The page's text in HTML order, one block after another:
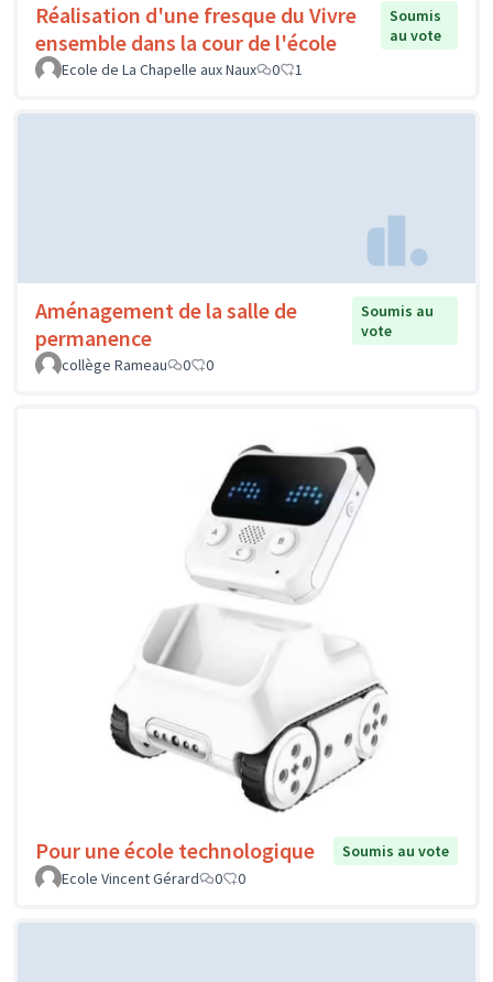
Réalisation d'une fresque du Vivre
ensemble dans la cour de l'école
Soumis
au vote
Ecole de La Chapelle aux Naux
0 1
Aménagement de la salle de
permanence
Soumis au
vote
collège Rameau
0 0
Pour une école technologique
Soumis au vote
Ecole Vincent Gérard
0 0